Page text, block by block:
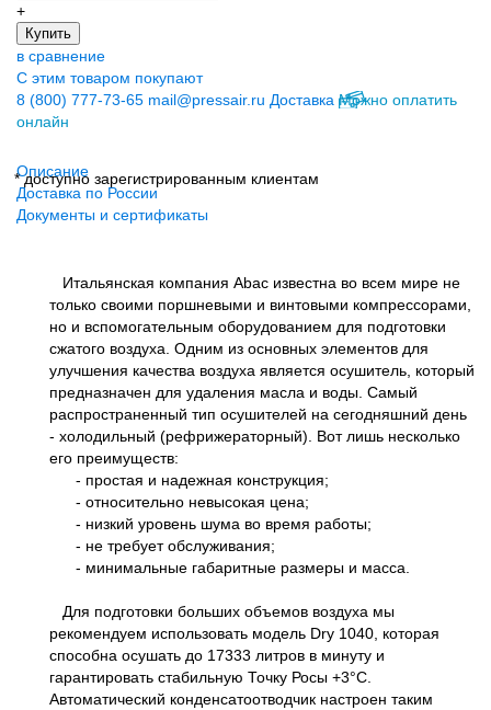
+
Купить
в сравнение
С этим товаром покупают
8 (800) 777-73-65 mail@pressair.ru Доставка Можно оплатить
онлайн
* доступно зарегистрированным клиентам
Описание
Доставка по России
Документы и сертификаты
Итальянская компания Abac известна во всем мире не
только своими поршневыми и винтовыми компрессорами,
но и вспомогательным оборудованием для подготовки
сжатого воздуха. Одним из основных элементов для
улучшения качества воздуха является осушитель, который
предназначен для удаления масла и воды. Самый
распространенный тип осушителей на сегодняшний день
- холодильный (рефрижераторный). Вот лишь несколько
его преимуществ:
- простая и надежная конструкция;
- относительно невысокая цена;
- низкий уровень шума во время работы;
- не требует обслуживания;
- минимальные габаритные размеры и масса.
Для подготовки больших объемов воздуха мы
рекомендуем использовать модель Dry 1040, которая
способна осушать до 17333 литров в минуту и
гарантировать стабильную Точку Росы +3°С.
Автоматический конденсатоотводчик настроен таким